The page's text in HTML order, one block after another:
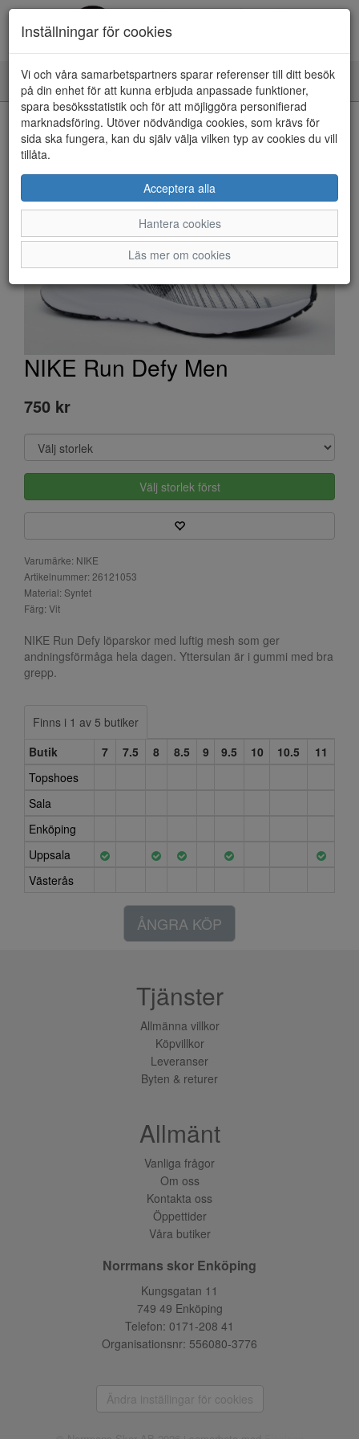
Toggle
navigation
HEM
NIKE Run Defy Men
750 kr
Välj storlek först
Varumärke: NIKE
Artikelnummer: 26121053
Material: Syntet
Färg: Vit
NIKE Run Defy löparskor med luftig mesh som ger
andningsförmåga hela dagen. Yttersulan är i gummi med bra
grepp.
Finns i 1 av 5 butiker
Butik
7 7.5 8 8.5 9 9.5 10 10.5
11
Topshoes
Sala
Enköping
Uppsala
Västerås
ÅNGRA KÖP
Inställningar för cookies
Vi och våra samarbetspartners sparar referenser till ditt besök
på din enhet för att kunna erbjuda anpassade funktioner,
spara besöksstatistik och för att möjliggöra personifierad
marknadsföring. Utöver nödvändiga cookies, som krävs för
sida ska fungera, kan du själv välja vilken typ av cookies du vill
tillåta.
Acceptera alla
Hantera cookies
Läs mer om cookies
Tjänster
Allmänna villkor
Köpvillkor
Leveranser
Byten & returer
Allmänt
Vanliga frågor
Om oss
Kontakta oss
Öppettider
Våra butiker
Norrmans skor Enköping
Kungsgatan 11
749 49 Enköping
Telefon: 0171-208 41
Organisationsnr: 556080-3776
Ändra inställingar för cookies